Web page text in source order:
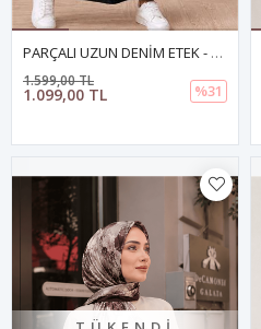
PARÇALI UZUN DENİM ETEK - SİYAH
1.099,00 TL
1.599,00 TL
%31